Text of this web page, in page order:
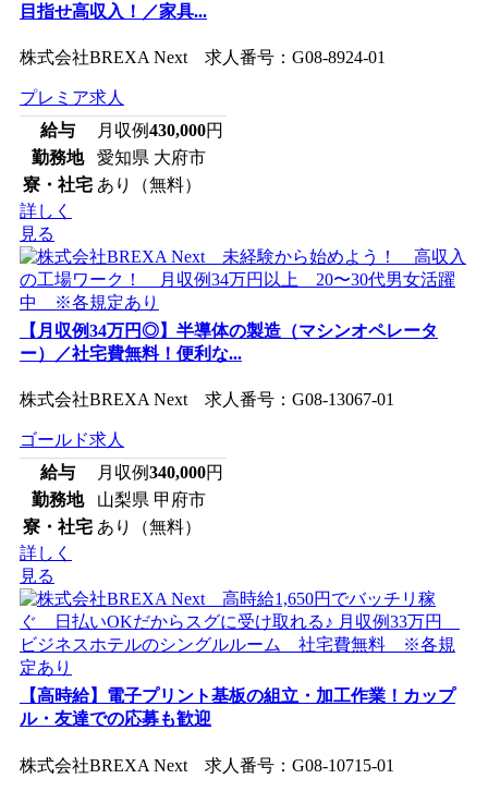
目指せ高収入！／家具...
株式会社BREXA Next 求人番号：G08-8924-01
プレミア求人
給与
月収例430,000円
勤務地
愛知県 大府市
寮・社宅 あり（無料）
詳しく
見る
【月収例34万円◎】半導体の製造（マシンオペレータ
ー）／社宅費無料！便利な...
株式会社BREXA Next 求人番号：G08-13067-01
ゴールド求人
給与
月収例340,000円
勤務地
山梨県 甲府市
寮・社宅 あり（無料）
詳しく
見る
【高時給】電子プリント基板の組立・加工作業！カップ
ル・友達での応募も歓迎
株式会社BREXA Next 求人番号：G08-10715-01